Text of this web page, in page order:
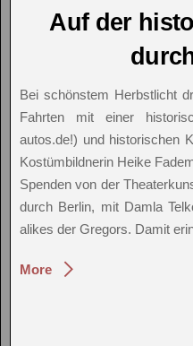
Auf der
Bei schönstem Herbstlicht
Fahrten mit einer
autos.de!) und historischen
Kostümbildnerin Heike
Spenden von der
durch Berlin, mit Damla
alikes der Gregors. Damit
More